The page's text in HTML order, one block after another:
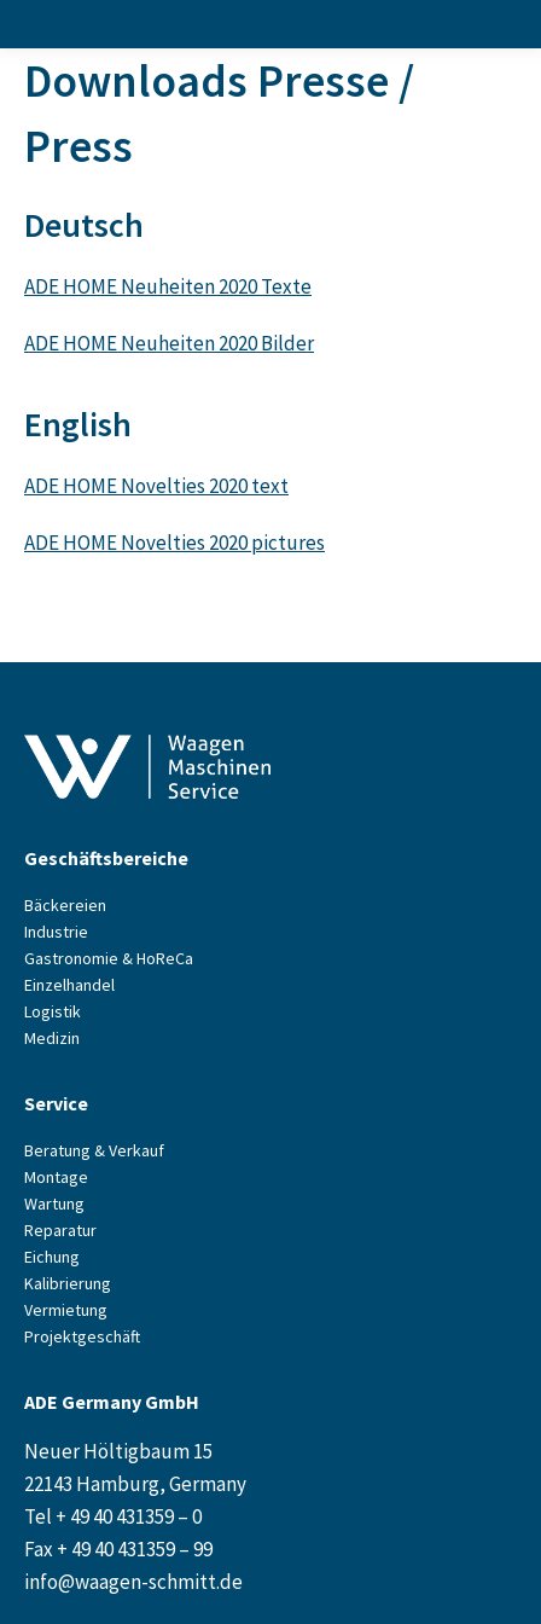
Downloads Presse /
Press
Deutsch
ADE HOME Neuheiten 2020 Texte
ADE HOME Neuheiten 2020 Bilder
English
ADE HOME Novelties 2020 text
ADE HOME Novelties 2020 pictures
Geschäftsbereiche
Bäckereien
Industrie
Gastronomie & HoReCa
Einzelhandel
Logistik
Medizin
Service
Beratung & Verkauf
Montage
Wartung
Reparatur
Eichung
Kalibrierung
Vermietung
Projektgeschäft
ADE Germany GmbH
Neuer Höltigbaum 15
22143 Hamburg, Germany
Tel + 49 40 431359 – 0
Fax + 49 40 431359 – 99
info@waagen-schmitt.de